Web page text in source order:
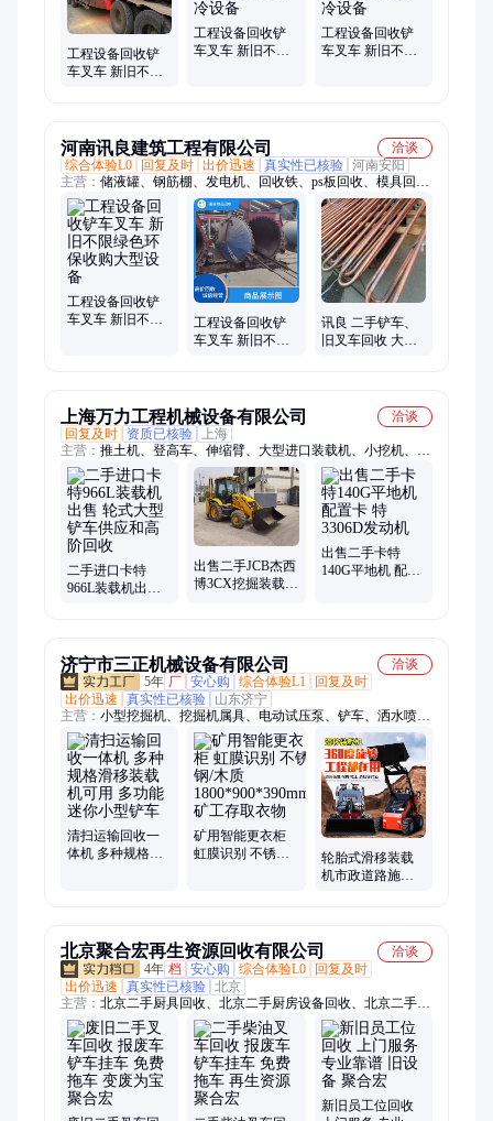
工程设备回收铲
车叉车 新旧不限
工程设备回收铲
车叉车 新旧不限
工程设备回收铲
车叉车 新旧不限
河南讯良建筑工程有限公司
洽谈
综合体验L0
回复及时 出价迅速 真实性已核验 河南安阳
主营： 储液罐、钢筋棚、发电机、回收铁、ps板回收、模具回
收、雾炮回收、铜电缆、压瓦机、网架房、塑料回、折弯机、电
缆回、电动机、废金属、制丸机、加气块、配电柜、铺路板、废
电缆、调配罐、磨具铁、集装箱房、处理废品、起重设备
工程设备回收铲
车叉车 新旧不限
工程设备回收铲
车叉车 新旧不限
讯良 二手铲车、
旧叉车回收 大型
上海万力工程机械设备有限公司
洽谈
回复及时
资质已核验
上海
主营： 推土机、登高车、伸缩臂、大型进口装载机、小挖机、平
地机、压路机、装载机、挖掘机、叉车二手、二手挖机、二手临
工、轮式挖机、挖掘装载机、两头忙、滑移装载机、卡特履带装
载机、JCB、CASE
二手进口卡特
966L装载机出售
出售二手JCB杰西
博3CX挖掘装载机
出售二手卡特
140G平地机 配置
济宁市三正机械设备有限公司
洽谈
5年 厂 安心购 综合体验L1
回复及时
出价迅速
真实性已核验
山东济宁
主营： 小型挖掘机、挖掘机属具、电动试压泵、铲车、洒水喷
枪、冲洗卷盘箱、栈桥冲洗器、空气炮、防尘喷枪、应急救援设
备、液压动力站、户外移动照明灯、矿用气动葫芦、挖机碎草
机、JZQ齿轮减速机、电动液压拉马、全自动反冲洗滤器、全自
动除污器、灭火岩粉、阻化剂、工业料仓破拱器、空气助流器、
风幕机、电动打压机、井下用LED显示屏
清扫运输回收一
体机 多种规格滑
矿用智能更衣柜
虹膜识别 不锈钢/
轮胎式滑移装载
机市政道路施工
北京聚合宏再生资源回收有限公司
洽谈
4年 档 安心购 综合体验L0
回复及时
出价迅速
真实性已核验 北京
主营： 北京二手厨具回收、北京二手厨房设备回收、北京二手酒
店用品回收、北京旧厨具回收、北京二手餐桌椅回收、北京二手
酒店家具回收、北京二手空调回收、北京旧空调回收、北京二手
超市货架回收、北京二手货架回收、北京二手仓储货架回收、北
京二手上下床回收、北京二手高低床回收、北京二手上下铺回
收、北京二手办公桌椅回收、北京二手办公家具回收、北京二手
新旧员工位回收